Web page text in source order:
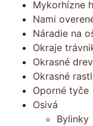
Mykorhízne
Nami
Náradie na
Okraje
Okrasné
Okrasné
Oporné tyče
Osivá
Bylinky